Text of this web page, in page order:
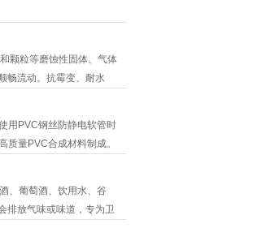
颗粒等磨蚀性固体、气体
畅流动。抗霉变、耐水
用PVC钢丝防静电软管时
量PVC合成材料制成。
、葡萄酒、饮用水、谷
排放气味或味道，专为卫